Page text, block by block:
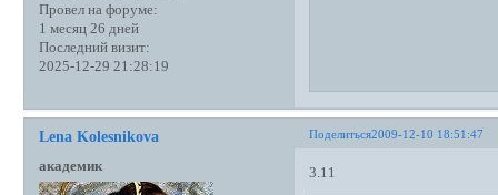
Провел на форуме:
1 месяц 26 дней
Последний визит:
2025-12-29 21:28:19
Поделиться2009-12-10 18:51:47
Lena Kolesnikova
академик 3.11